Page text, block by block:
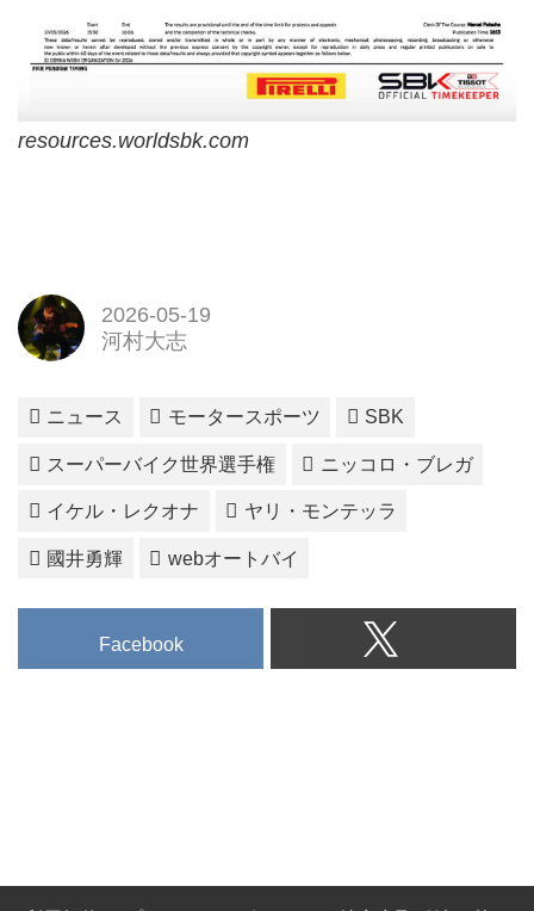
resources.worldsbk.com
2026-05-19
河村大志
ニュース モータースポーツ SBK
スーパーバイク世界選手権 ニッコロ・ブレガ
イケル・レクオナ ヤリ・モンテッラ
國井勇輝 webオートバイ
Facebook